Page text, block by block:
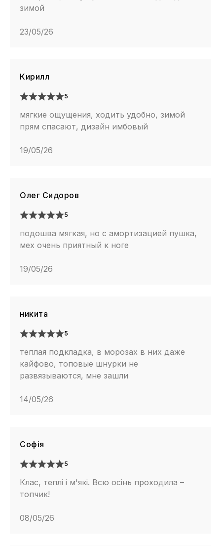
зимой
23/05/26
Кирилл
5
мягкие ощущения, ходить удобно, зимой
прям спасают, дизайн имбовый
19/05/26
Олег Сидоров
5
подошва мягкая, но с амортизацией пушка,
мех очень приятный к ноге
19/05/26
никита
5
теплая подкладка, в морозах в них даже
кайфово, топовые шнурки не
развязываются, мне зашли
14/05/26
Софія
5
Клас, теплі і м'які. Всю осінь проходила –
топчик!
08/05/26